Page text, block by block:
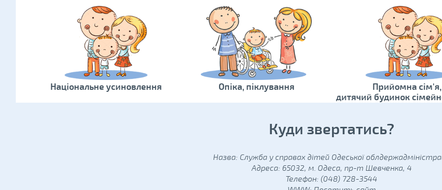
Національне усиновлення Опіка, піклування
Прийомна сім'я,
дитячий будинок
Куди звертатись?
Назва: Служба у справах дітей Одеської
Адреса: 65032, м. Одеса, пр-т Шевченка, 4
Телефон: (048) 728-3544